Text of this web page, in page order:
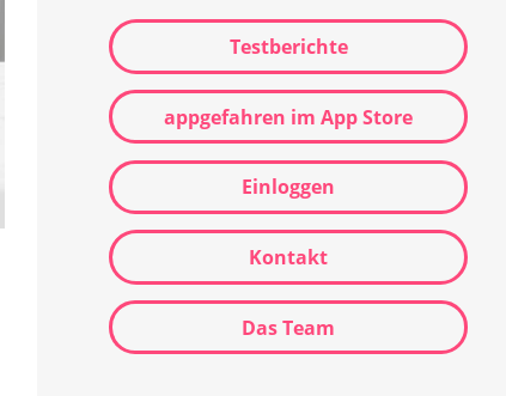
Testberichte
appgefahren im App Store
Einloggen
Kontakt
Das Team